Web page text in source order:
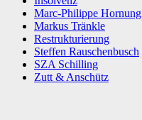
Marc-Philippe Hornung
Markus Tränkle
Restrukturierung
Steffen Rauschenbusch
SZA Schilling
Zutt & Anschütz